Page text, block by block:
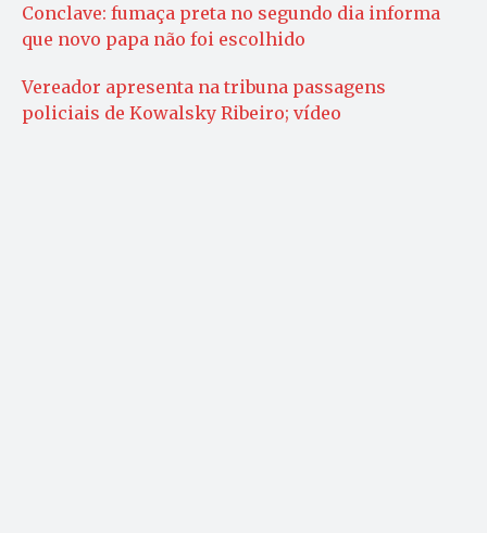
Conclave: fumaça preta no segundo dia informa
que novo papa não foi escolhido
Vereador apresenta na tribuna passagens
policiais de Kowalsky Ribeiro; vídeo